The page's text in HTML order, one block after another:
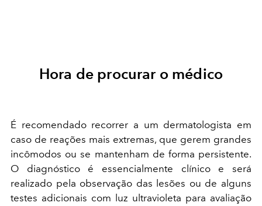
Hora de procurar o médico
É recomendado recorrer a um dermatologista em
caso de reações mais extremas, que gerem grandes
incômodos ou se mantenham de forma persistente.
O diagnóstico é essencialmente clínico e será
realizado pela observação das lesões ou de alguns
testes adicionais com luz ultravioleta para avaliação